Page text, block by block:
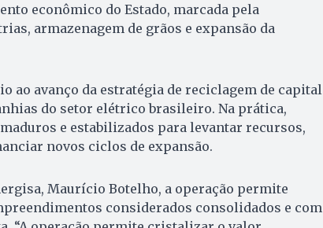
econômico do Estado, marcada pela
armazenagem de grãos e expansão da
ao avanço da estratégia de reciclagem de capital
do setor elétrico brasileiro. Na prática,
e estabilizados para levantar recursos,
novos ciclos de expansão.
Maurício Botelho, a operação permite
considerados consolidados e com